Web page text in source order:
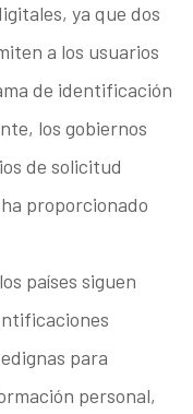
ya que dos
a los usuarios
de identificación
los gobiernos
de solicitud
proporcionado
países siguen
para
personal,